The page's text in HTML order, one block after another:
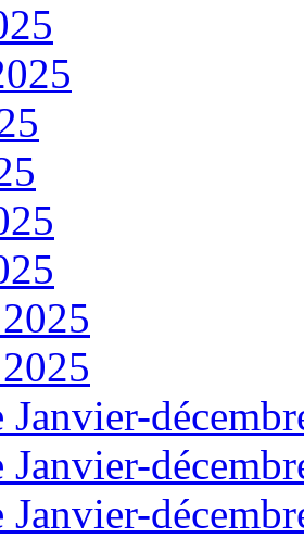
Janvier-
Janvier-
Janvier-